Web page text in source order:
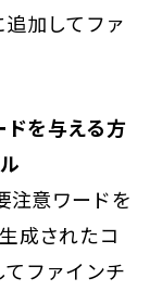
加してファ
を与える方
注意ワードを
成されたコ
ファインチ